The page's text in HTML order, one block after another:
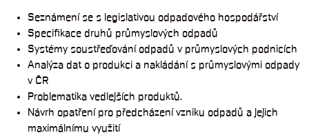
Seznámení se s legislativou odpadového hospodářství
Specifikace druhů průmyslových odpadů
Systémy soustřeďování odpadů v průmyslových podnicích
Analýza dat o produkci a nakládání s průmyslovými odpady
v ČR
Problematika vedlejších produktů.
Návrh opatření pro předcházení vzniku odpadů a jejich
maximálnímu využití